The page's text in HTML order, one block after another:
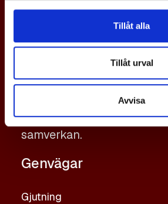
Tillåt alla
Tillåt urval
Avvisa
En svensk gjuteriindustri i
med tillväxt och
samverkan.
Genvägar
Gjutning